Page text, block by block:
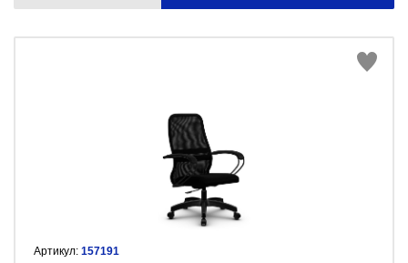
Артикул: 157191